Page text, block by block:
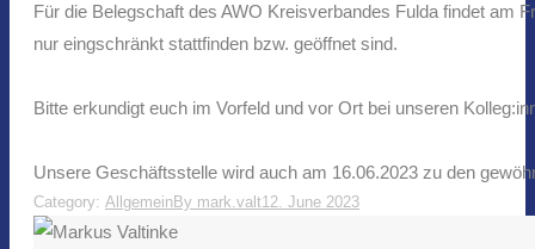
Für die Belegschaft des AWO Kreisverbandes Fulda findet am
nur eingschränkt stattfinden bzw. geöffnet sind.
Bitte erkundigt euch im Vorfeld und vor Ort bei unseren
Unsere Geschäftsstelle wird auch am 16.06.2023 zu den
Category: AllgemeinBy mark.valt12. June 2023